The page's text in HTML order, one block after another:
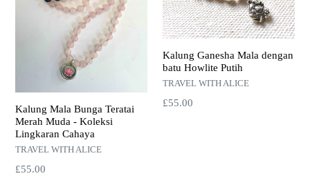
Kalung Mala Bunga Teratai
Merah Muda - Koleksi
Lingkaran Cahaya
TRAVEL WITH ALICE
Harga
£55.00
Kalung Ganesha Mala dengan
batu Howlite Putih
TRAVEL WITH ALICE
Harga
£55.00